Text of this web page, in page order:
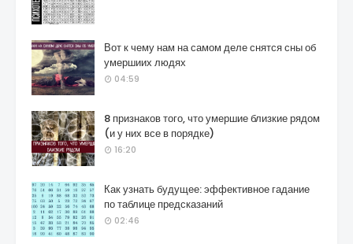
Вот к чему нам на самом деле снятся сны об
умершиих людях
04:59
8 признаков того, что умершие близкие рядом
(и у них все в порядке)
16:20
Как узнать будущее: эффективное гадание
по таблице предсказаний
02:46